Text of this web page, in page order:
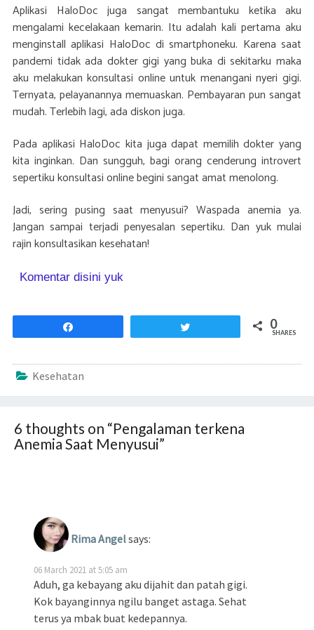
Aplikasi HaloDoc juga sangat membantuku ketika aku
mengalami kecelakaan kemarin. Itu adalah kali pertama aku
menginstall aplikasi HaloDoc di smartphoneku. Karena saat
pandemi tidak ada dokter gigi yang buka di sekitarku maka
aku melakukan konsultasi online untuk menangani nyeri gigi.
Ternyata, pelayanannya memuaskan. Pembayaran pun sangat
mudah. Terlebih lagi, ada diskon juga.
Pada aplikasi HaloDoc kita juga dapat memilih dokter yang
kita inginkan. Dan sungguh, bagi orang cenderung introvert
sepertiku konsultasi online begini sangat amat menolong.
Jadi, sering pusing saat menyusui? Waspada anemia ya.
Jangan sampai terjadi penyesalan sepertiku. Dan yuk mulai
rajin konsultasikan kesehatan!
Komentar disini yuk
0
SHARES
Kesehatan
6 thoughts on “Pengalaman terkena
Anemia Saat Menyusui”
Rima Angelsays:
06 March 2021 at 5:05 am
Aduh, ga kebayang aku dijahit dan patah gigi.
Kok bayanginnya ngilu banget astaga. Sehat
terus ya mbak buat kedepannya.